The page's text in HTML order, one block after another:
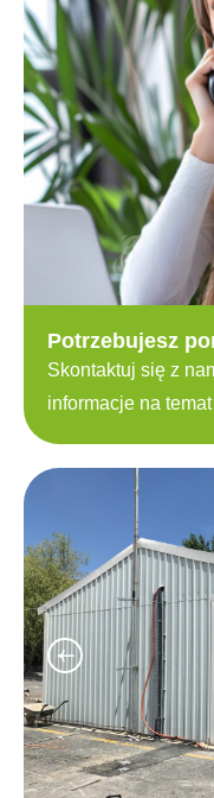
Potrzebujesz
Skontaktuj się z
informacje na